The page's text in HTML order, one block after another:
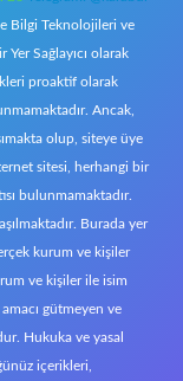
Bilgi Teknolojileri ve
Sağlayıcı olarak
proaktif olarak
Ancak,
olup, siteye üye
sitesi, herhangi bir
bulunmamaktadır.
Burada yer
kurum ve kişiler
ve kişiler ile isim
gütmeyen ve
Hukuka ve yasal
içerikleri,